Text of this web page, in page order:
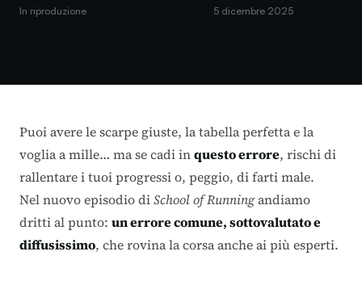
In riproduzione 5 dicembre 2025
Puoi avere le scarpe giuste, la tabella perfetta e la
voglia a mille… ma se cadi inquesto errore, rischi di
rallentare i tuoi progressi o, peggio, di farti male.
Nel nuovo episodio diSchool of Runningandiamo
dritti al punto: un errore comune, sottovalutato e
diffusissimo, che rovina la corsa anche ai più esperti.